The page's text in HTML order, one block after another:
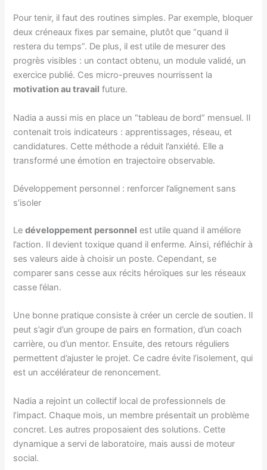
Pour tenir, il faut des routines simples. Par exemple, bloquer
deux créneaux fixes par semaine, plutôt que “quand il
restera du temps”. De plus, il est utile de mesurer des
progrès visibles : un contact obtenu, un module validé, un
exercice publié. Ces micro-preuves nourrissent la
motivation au travail future.
Nadia a aussi mis en place un “tableau de bord” mensuel. Il
contenait trois indicateurs : apprentissages, réseau, et
candidatures. Cette méthode a réduit l’anxiété. Elle a
transformé une émotion en trajectoire observable.
Développement personnel : renforcer l’alignement sans
s’isoler
Ledéveloppement personnel est utile quand il améliore
l’action. Il devient toxique quand il enferme. Ainsi, réfléchir à
ses valeurs aide à choisir un poste. Cependant, se
comparer sans cesse aux récits héroïques sur les réseaux
casse l’élan.
Une bonne pratique consiste à créer un cercle de soutien. Il
peut s’agir d’un groupe de pairs en formation, d’un coach
carrière, ou d’un mentor. Ensuite, des retours réguliers
permettent d’ajuster le projet. Ce cadre évite l’isolement, qui
est un accélérateur de renoncement.
Nadia a rejoint un collectif local de professionnels de
l’impact. Chaque mois, un membre présentait un problème
concret. Les autres proposaient des solutions. Cette
dynamique a servi de laboratoire, mais aussi de moteur
social.